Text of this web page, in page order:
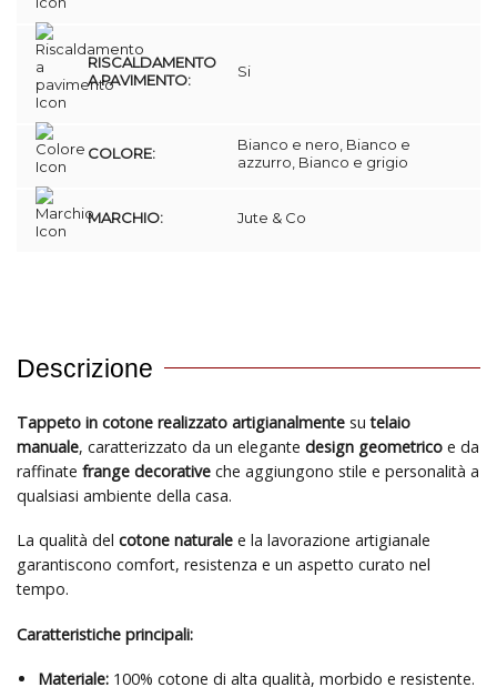
RISCALDAMENTO
A PAVIMENTO:
Si
COLORE:
Bianco e nero, Bianco e
azzurro, Bianco e grigio
MARCHIO: Jute & Co
Descrizione
Tappeto in cotone realizzato artigianalmente sutelaio
manuale, caratterizzato da un elegante design geometrico e da
raffinate frange decorative che aggiungono stile e personalità a
qualsiasi ambiente della casa.
La qualità del cotone naturale e la lavorazione artigianale
garantiscono comfort, resistenza e un aspetto curato nel
tempo.
Caratteristiche principali:
Materiale:100% cotone di alta qualità, morbido e resistente.